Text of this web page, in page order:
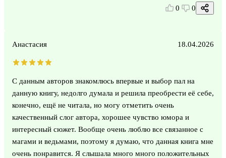
0 0
Анастасия 18.04.2026
С данным авторов знакомлюсь впервые и выбор пал на
данную книгу, недолго думала и решила преобрести её себе,
конечно, ещё не читала, но могу отметить очень
качественный слог автора, хорошее чувство юмора и
интересный сюжет. Вообще очень люблю все связанное с
магами и ведьмами, поэтому я думаю, что данная книга мне
очень понравится. Я слышала много много положительных